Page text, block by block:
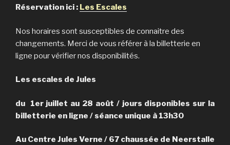
Réservation ici : Les Escales
Nos horaires sont susceptibles de connaitre des
changements. Merci de vous référer à la billetterie en
ligne pour vérifier nos disponibilités.
Les escales de Jules
du 1er juillet au 28 août / jours disponibles sur la
billetterie en ligne / séance unique à 13h30
Au Centre Jules Verne / 67 chaussée de Neerstalle